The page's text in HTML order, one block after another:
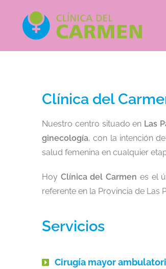
Clínica del
Nuestro centro situado en Las
ginecología, con la intención
salud femenina en cualquier
Hoy Clínica del Carmen es el
referente en la Provincia de Las
Servicios
Cirugía mayor